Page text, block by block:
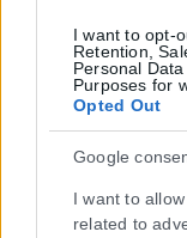
I want to opt-
Retention,
Personal
Purposes for
Opted Out
Google
I want to
related to